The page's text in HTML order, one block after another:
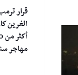
قرار
الغرين
مهاجر